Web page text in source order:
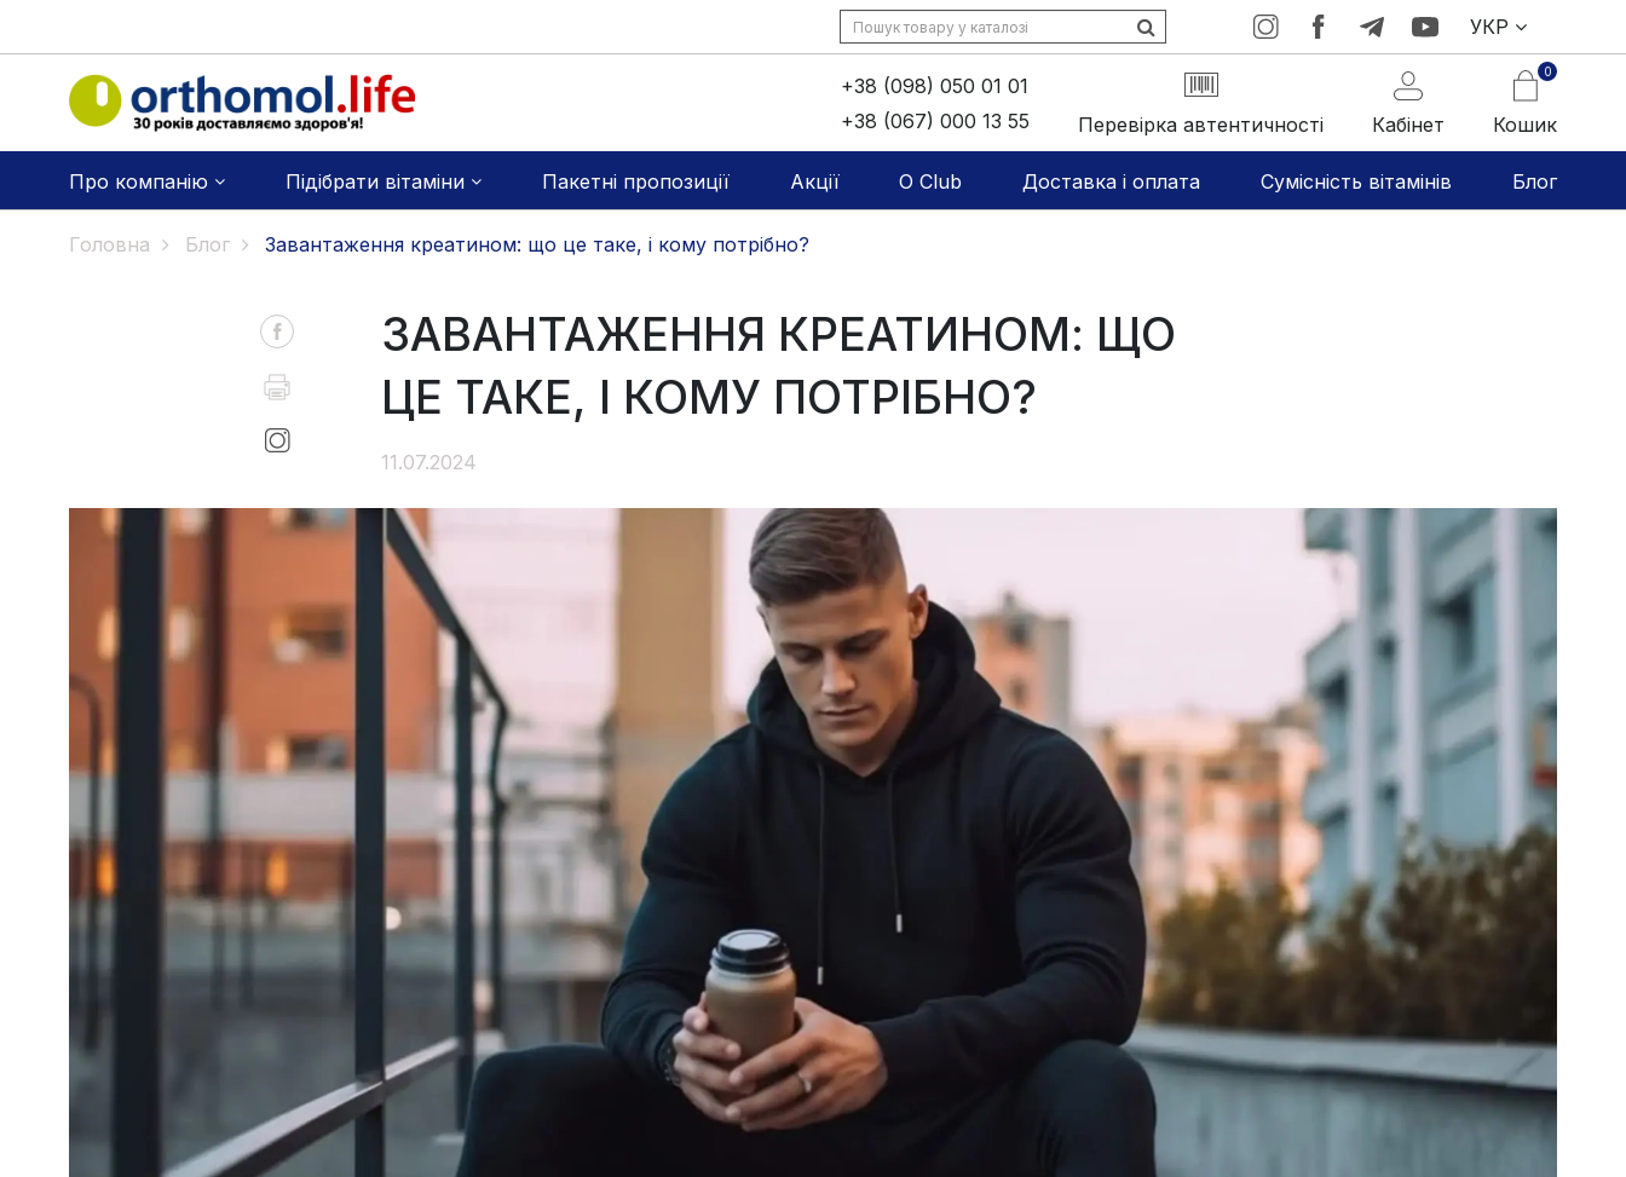
УКР
+38 (098) 050 01 01
+38 (067) 000 13 55
Перевірка автентичності Кабінет
0
Кошик
Про компанію Підібрати вітаміни Пакетні пропозиції Акції O Club Доставка і оплата Сумісність вітамінів Блог
Головна Блог Завантаження креатином: що це таке, і кому потрібно?
ЗАВАНТАЖЕННЯ КРЕАТИНОМ: ЩО
ЦЕ ТАКЕ, І КОМУ ПОТРІБНО?
11.07.2024